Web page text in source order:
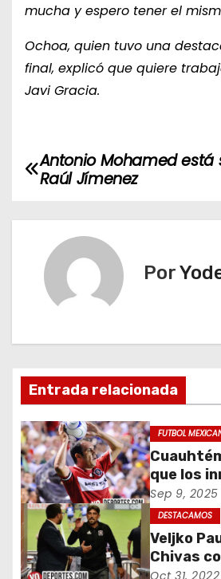
mucha y espero tener el
Ochoa, quien tuvo una
final, explicó que quiere
Javi Gracia.
N
c
i
ó
n
d
e
e
Antonio Mohamed
Raúl Jímenez
Por
Entrada relacionada
FUTBOL
que los
Unidos
Sep 9, 2025
DESTACAMOS
Veljko
Chivas
Oct 31, 2022